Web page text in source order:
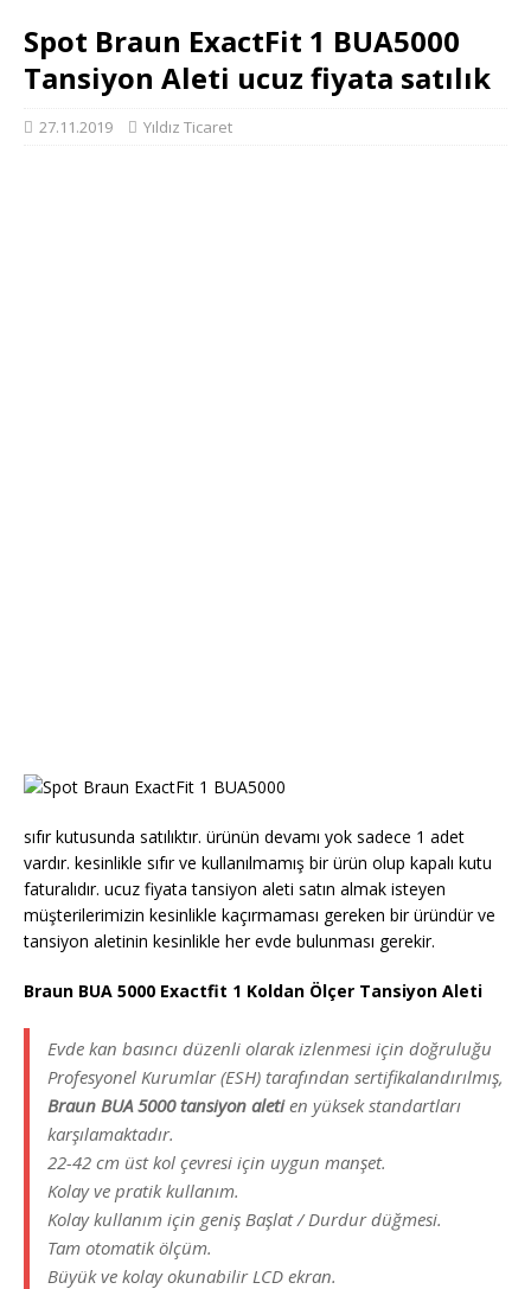
Spot Braun ExactFit 1 BUA5000
Tansiyon Aleti ucuz fiyata satılık
27.11.2019 Yıldız Ticaret
sıfır kutusunda satılıktır. ürünün devamı yok sadece 1 adet
vardır. kesinlikle sıfır ve kullanılmamış bir ürün olup kapalı kutu
faturalıdır. ucuz fiyata tansiyon aleti satın almak isteyen
müşterilerimizin kesinlikle kaçırmaması gereken bir üründür ve
tansiyon aletinin kesinlikle her evde bulunması gerekir.
Braun BUA 5000 Exactfit 1 Koldan Ölçer Tansiyon Aleti
Evde kan basıncı düzenli olarak izlenmesi için doğruluğu
Profesyonel Kurumlar (ESH) tarafından sertifikalandırılmış,
Braun BUA 5000 tansiyon aletien yüksek standartları
karşılamaktadır.
22-42 cm üst kol çevresi için uygun manşet.
Kolay ve pratik kullanım.
Kolay kullanım için geniş Başlat / Durdur düğmesi.
Tam otomatik ölçüm.
Büyük ve kolay okunabilir LCD ekran.